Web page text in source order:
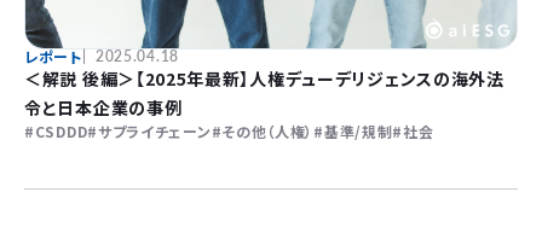
レポート 2025.04.18
＜解説 後編＞【2025年最新】人権デューデリジェンスの海外法
令と日本企業の事例
CSDDD サプライチェーン その他（人権） 基準/規制 社会